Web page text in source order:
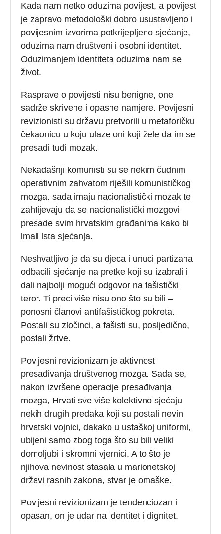
Kada nam netko oduzima povijest, a povijest
je zapravo metodološki dobro usustavljeno i
povijesnim izvorima potkrijepljeno sjećanje,
oduzima nam društveni i osobni identitet.
Oduzimanjem identiteta oduzima nam se
život.
Rasprave o povijesti nisu benigne, one
sadrže skrivene i opasne namjere. Povijesni
revizionisti su državu pretvorili u metaforičku
čekaonicu u koju ulaze oni koji žele da im se
presadi tuđi mozak.
Nekadašnji komunisti su se nekim čudnim
operativnim zahvatom riješili komunističkog
mozga, sada imaju nacionalistički mozak te
zahtijevaju da se nacionalistički mozgovi
presade svim hrvatskim građanima kako bi
imali ista sjećanja.
Neshvatljivo je da su djeca i unuci partizana
odbacili sjećanje na pretke koji su izabrali i
dali najbolji mogući odgovor na fašistički
teror. Ti preci više nisu ono što su bili –
ponosni članovi antifašističkog pokreta.
Postali su zločinci, a fašisti su, posljedično,
postali žrtve.
Povijesni revizionizam je aktivnost
presađivanja društvenog mozga. Sada se,
nakon izvršene operacije presađivanja
mozga, Hrvati sve više kolektivno sjećaju
nekih drugih predaka koji su postali nevini
hrvatski vojnici, dakako u ustaškoj uniformi,
ubijeni samo zbog toga što su bili veliki
domoljubi i skromni vjernici. A to što je
njihova nevinost stasala u marionetskoj
državi rasnih zakona, stvar je omaške.
Povijesni revizionizam je tendenciozan i
opasan, on je udar na identitet i dignitet.